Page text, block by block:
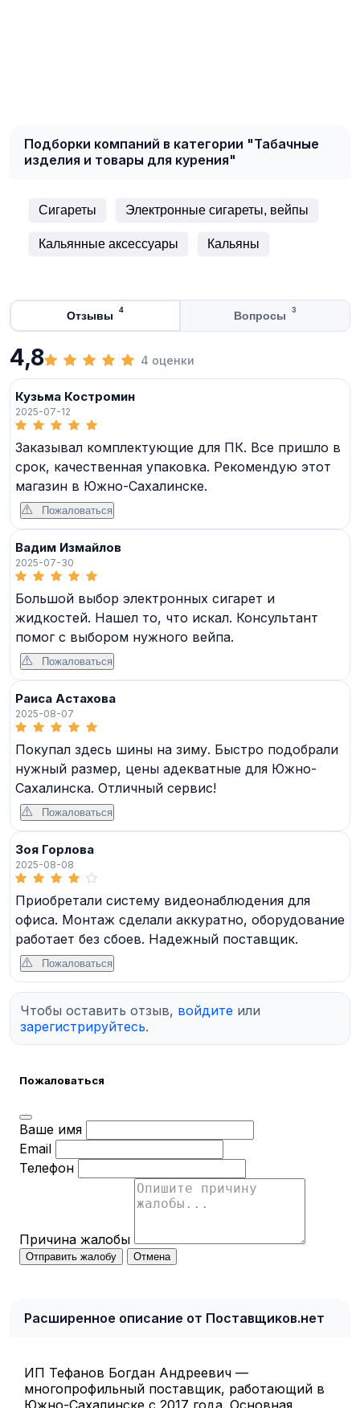
Подборки компаний в категории "Табачные
изделия и товары для курения"
Сигареты Электронные сигареты, вейпы
Кальянные аксессуары Кальяны
Отзывы 4 Вопросы 3
4,8 4 оценки
Кузьма Костромин
2025-07-12
Заказывал комплектующие для ПК. Все пришло в
срок, качественная упаковка. Рекомендую этот
магазин в Южно-Сахалинске.
Пожаловаться
Вадим Измайлов
2025-07-30
Большой выбор электронных сигарет и
жидкостей. Нашел то, что искал. Консультант
помог с выбором нужного вейпа.
Пожаловаться
Раиса Астахова
2025-08-07
Покупал здесь шины на зиму. Быстро подобрали
нужный размер, цены адекватные для Южно-
Сахалинска. Отличный сервис!
Пожаловаться
Зоя Горлова
2025-08-08
Приобретали систему видеонаблюдения для
офиса. Монтаж сделали аккуратно, оборудование
работает без сбоев. Надежный поставщик.
Пожаловаться
Чтобы оставить отзыв, войдите или
зарегистрируйтесь.
Пожаловаться
Ваше имя
Email
Телефон
Причина жалобы
Отправить жалобу Отмена
Расширенное описание от Поставщиков.нет
ИП Тефанов Богдан Андреевич —
многопрофильный поставщик, работающий в